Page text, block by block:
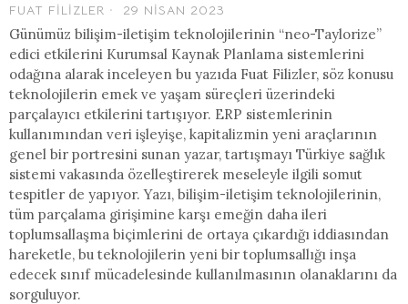
FUAT FILIZLER 29 NISAN 2023
Günümüz bilişim-iletişim teknolojilerinin “neo-Taylorize”
edici etkilerini Kurumsal Kaynak Planlama sistemlerini
odağına alarak inceleyen bu yazıda Fuat Filizler, söz konusu
teknolojilerin emek ve yaşam süreçleri üzerindeki
parçalayıcı etkilerini tartışıyor. ERP sistemlerinin
kullanımından veri işleyişe, kapitalizmin yeni araçlarının
genel bir portresini sunan yazar, tartışmayı Türkiye sağlık
sistemi vakasında özelleştirerek meseleyle ilgili somut
tespitler de yapıyor. Yazı, bilişim-iletişim teknolojilerinin,
tüm parçalama girişimine karşı emeğin daha ileri
toplumsallaşma biçimlerini de ortaya çıkardığı iddiasından
hareketle, bu teknolojilerin yeni bir toplumsallığı inşa
edecek sınıf mücadelesinde kullanılmasının olanaklarını da
sorguluyor.